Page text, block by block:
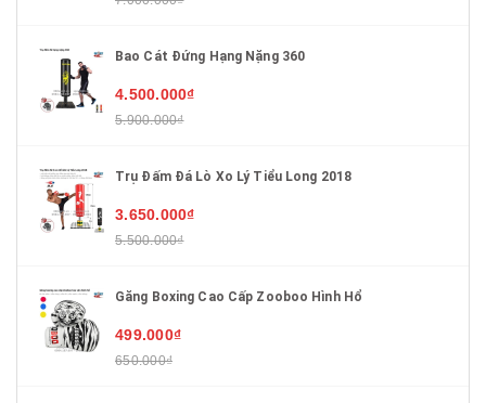
Bao Cát Đứng Hạng Nặng 360
4.500.000₫
5.900.000₫
Trụ Đấm Đá Lò Xo Lý Tiểu Long 2018
3.650.000₫
5.500.000₫
Găng Boxing Cao Cấp Zooboo Hình Hổ
499.000₫
650.000₫